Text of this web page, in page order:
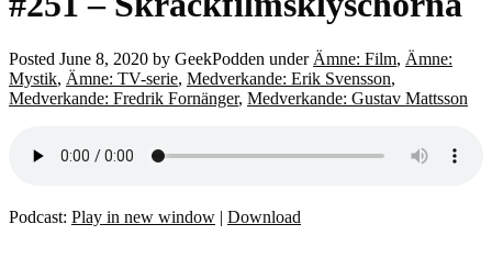
Posted June 8, 2020 by GeekPodden under Ämne: Film, Ämne:
Mystik, Ämne: TV-serie, Medverkande: Erik Svensson,
Medverkande: Fredrik Fornänger, Medverkande: Gustav Mattsson
Podcast: Play in new window | Download